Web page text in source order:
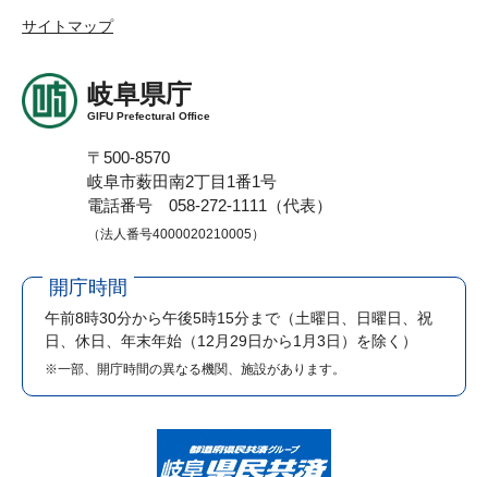
サイトマップ
岐阜県庁
GIFU Prefectural Office
〒500-8570
岐阜市薮田南2丁目1番1号
電話番号 058-272-1111（代表）
（法人番号4000020210005）
開庁時間
午前8時30分から午後5時15分まで （土曜日、日曜日、祝
日、休日、年末年始（12月29日から1月3日）を除く）
※一部、開庁時間の異なる機関、施設があります。